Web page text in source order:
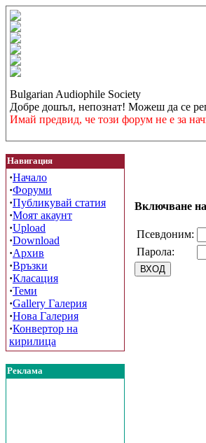
Bulgarian Audiophile Society
Добре дошъл, непознат! Можеш да се
Имай предвид, че този форум не е за
Навигация
·Начало
·Форуми
·Публикувай статия
·Моят акаунт
·Upload
·Download
·Архив
·Връзки
·Класация
·Теми
·Gallery Галерия
·Нова Галерия
·Конвертор на
кирилица
Реклама
Включване
Псевдоним:
Парола: